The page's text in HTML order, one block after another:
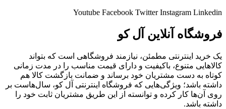
Youtube Facebook Twitter Instagram Linkedin
فروشگاه آنلاین آل کو
یک خرید اینترنتی مطمئن، نیازمند فروشگاهی است که بتواند
کالاهایی متنوع، باکیفیت و دارای قیمت مناسب را در مدت زمانی
کوتاه به دست مشتریان خود برساند و ضمانت بازگشت کالا هم
داشته باشد؛ ویژگی‌هایی که فروشگاه اینترنتی آل کو، سال‌هاست بر
روی آن‌ها کار کرده و توانسته از این طریق مشتریان ثابت خود را
داشته باشد.